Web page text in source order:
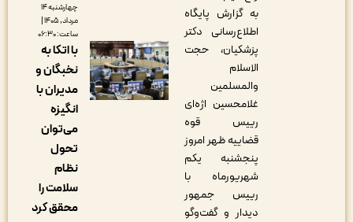
به گزارش پایگاه
اطلاع‌رسانی دکتر
پزشکیان، حجت
والمسلمین
غلامحسین اژه‌ای
رییس قوه
قضاییه ظهر امروز
پنجشنبه یکم
شهریورماه با
رییس جمهور
دیدار و گفت‌وگو
چهارشنبه ۱۴
مرداد, ۱۴۰۵ |
با اتکا به
نخبگان و
مدیران با
می‌توان
سلامت را
محقق کرد